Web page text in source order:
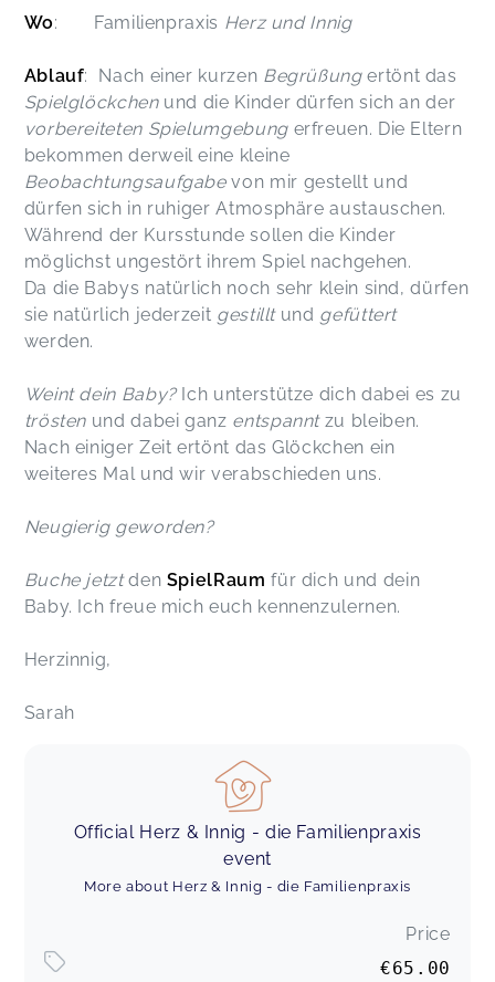
Wo: Familienpraxis Herz und Innig
Ablauf: Nach einer kurzen Begrüßungertönt das
Spielglöckchenund die Kinder dürfen sich an der
vorbereiteten Spielumgebungerfreuen. Die Eltern
bekommen derweil eine kleine
Beobachtungsaufgabevon mir gestellt und
dürfen sich in ruhiger Atmosphäre austauschen.
Während der Kursstunde sollen die Kinder
möglichst ungestört ihrem Spiel nachgehen.
Da die Babys natürlich noch sehr klein sind, dürfen
sie natürlich jederzeit gestilltund gefüttert
werden.
Weint dein Baby?Ich unterstütze dich dabei es zu
trösten und dabei ganz entspanntzu bleiben.
Nach einiger Zeit ertönt das Glöckchen ein
weiteres Mal und wir verabschieden uns.
Neugierig geworden?
Buche jetztden SpielRaum für dich und dein
Baby. Ich freue mich euch kennenzulernen.
Herzinnig,
Sarah
Official Herz & Innig - die Familienpraxis
event
More about Herz & Innig - die Familienpraxis
Price
€65.00